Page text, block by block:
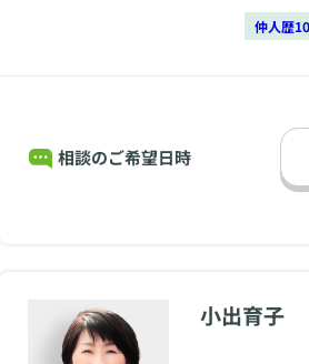
仲人歴
相談のご希望日時
小出育子